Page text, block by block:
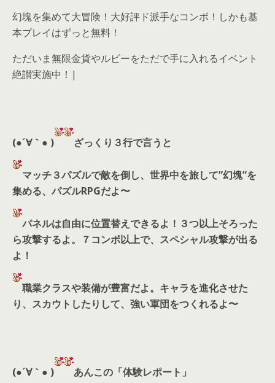
幻塊を集めて大冒険！大好評ド派手なコンボ！しかも基
本プレイはずっと無料！
ただいま無限金貨やルビーをただで手に入れるイベント
絶讃実施中！|
(●´∀｀● ) ざっくり３行で言うと
マッチ３パズルで敵を倒し、世界中を旅して”幻塊”を
集める、パズルRPGだよ〜
パネルは自由に位置替えできるよ！３つ以上そろった
ら攻撃するよ。７コンボ以上で、スペシャル攻撃が出る
よ！
職業クラスや装備が豊富だよ。キャラを進化させた
り、スカウトしたりして、強い軍団をつくれるよ〜
(●´∀｀● ) あんこの「体験レポート」